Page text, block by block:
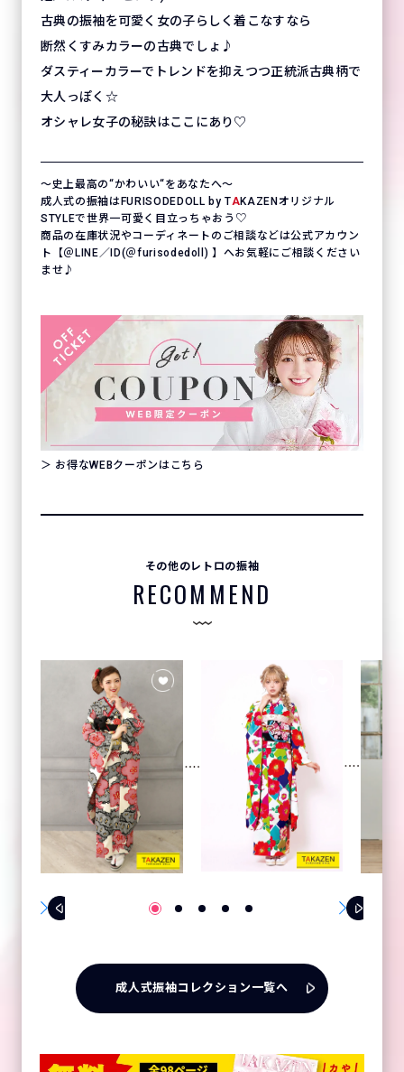
古典の振袖を可愛く女の子らしく着こなすなら
断然くすみカラーの古典でしょ♪
ダスティーカラーでトレンドを抑えつつ正統派古典柄で
大人っぽく☆
オシャレ女子の秘訣はここにあり♡
〜史上最高の“かわいい“をあなたへ〜
成人式の振袖はFURISODEDOLL by TAKAZENオリジナル
STYLEで世界一可愛く目立っちゃおう♡
商品の在庫状況やコーディネートのご相談などは公式アカウン
ト【＠LINE／ID(＠furisodedoll) 】へお気軽にご相談ください
ませ♪
＞ お得なWEBクーポンはこちら
その他のレトロの振袖
RECOMMEND
成人式振袖コレクション一覧へ